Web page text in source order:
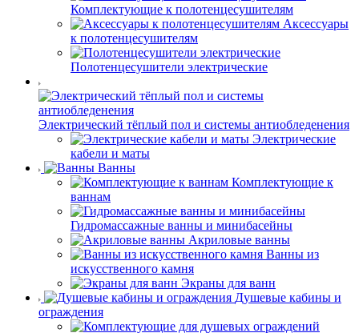
Комплектующие к полотенцесушителям
Аксессуары
к полотенцесушителям
Полотенцесушители электрические
Электрический тёплый пол и системы антиобледенения
Электрические
кабели и маты
Ванны
Комплектующие к
ваннам
Гидромассажные ванны и минибасейны
Акриловые ванны
Ванны из
искусственного камня
Экраны для ванн
Душевые кабины и
ограждения